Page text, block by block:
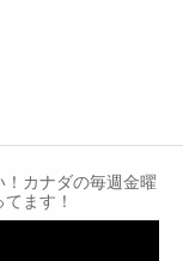
カナダの毎週金曜
ます！